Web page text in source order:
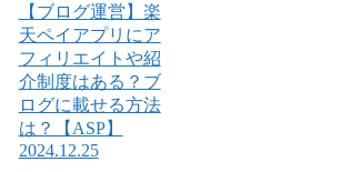
【ブログ運営】楽
天ペイアプリにア
フィリエイトや紹
介制度はある？ブ
ログに載せる方法
は？【ASP】
2024.12.25